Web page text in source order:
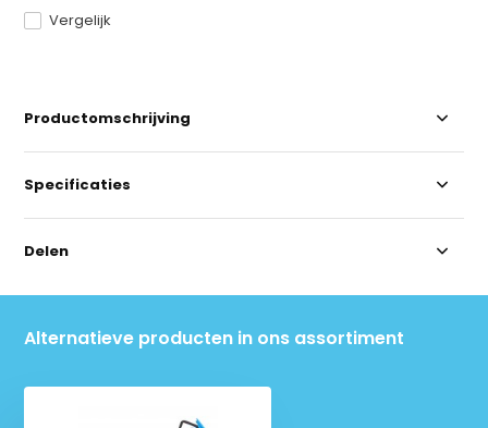
Vergelijk
Productomschrijving
Specificaties
Delen
Alternatieve producten in ons assortiment